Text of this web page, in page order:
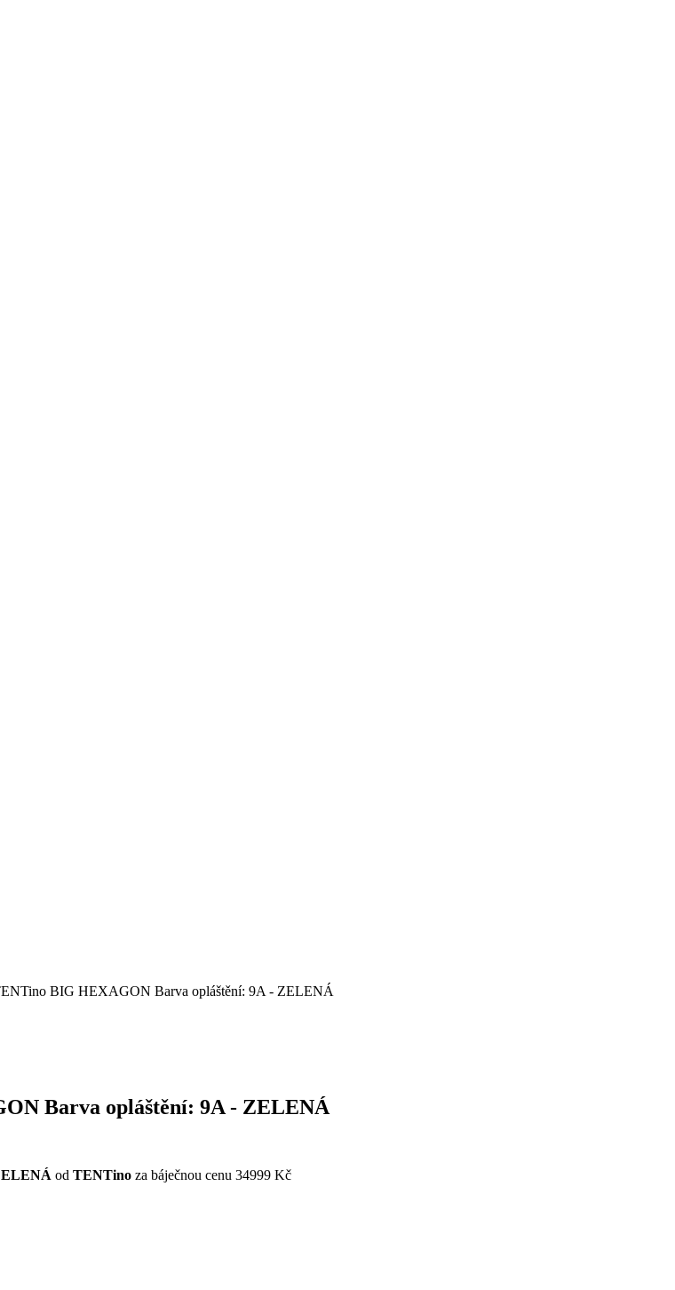
BIG HEXAGON Barva opláštění: 9A - ZELENÁ
Barva opláštění: 9A - ZELENÁ
od TENTino za báječnou cenu 34999 Kč